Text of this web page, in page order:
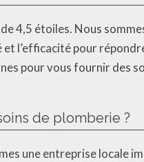
4,5 étoiles. Nous
l’efficacité pour
pour vous fournir des
de plomberie ?
une entreprise locale